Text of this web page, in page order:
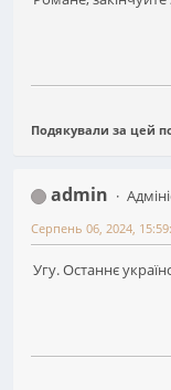
Подякували за цей
admin
Серпень 06, 2024,
Угу. Останнє